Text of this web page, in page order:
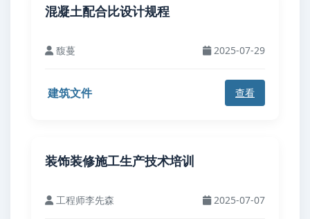
混凝土配合比设计规程
馥蔓 2025-07-29
建筑文件 查看
装饰装修施工生产技术培训
工程师李先森 2025-07-07